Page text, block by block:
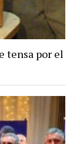
tensa por el